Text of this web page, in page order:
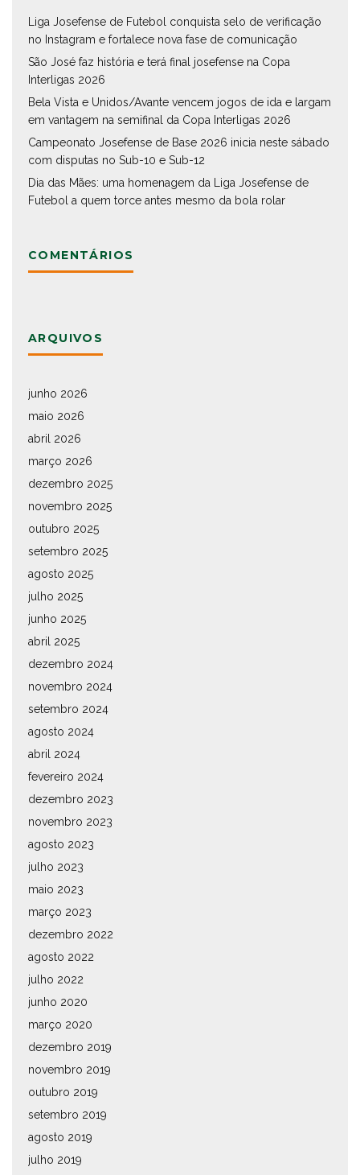
Liga Josefense de Futebol conquista selo de verificação
no Instagram e fortalece nova fase de comunicação
São José faz história e terá final josefense na Copa
Interligas 2026
Bela Vista e Unidos/Avante vencem jogos de ida e largam
em vantagem na semifinal da Copa Interligas 2026
Campeonato Josefense de Base 2026 inicia neste sábado
com disputas no Sub-10 e Sub-12
Dia das Mães: uma homenagem da Liga Josefense de
Futebol a quem torce antes mesmo da bola rolar
COMENTÁRIOS
ARQUIVOS
junho 2026
maio 2026
abril 2026
março 2026
dezembro 2025
novembro 2025
outubro 2025
setembro 2025
agosto 2025
julho 2025
junho 2025
abril 2025
dezembro 2024
novembro 2024
setembro 2024
agosto 2024
abril 2024
fevereiro 2024
dezembro 2023
novembro 2023
agosto 2023
julho 2023
maio 2023
março 2023
dezembro 2022
agosto 2022
julho 2022
junho 2020
março 2020
dezembro 2019
novembro 2019
outubro 2019
setembro 2019
agosto 2019
julho 2019